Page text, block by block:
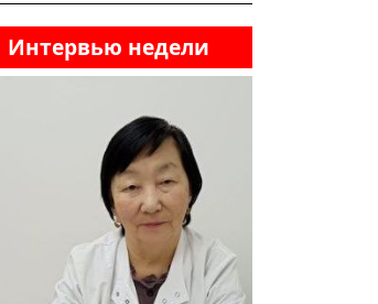
Интервью недели